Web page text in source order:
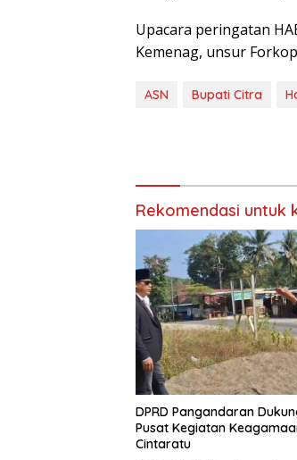
Upacara peringatan
Kemenag, unsur
ASN Bupati Citra
Rekomendasi untuk
DPRD Pangandaran
Pusat Kegiatan
Cintaratu